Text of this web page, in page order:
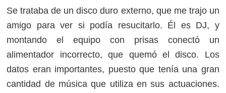
Se trataba de un disco duro externo, que me trajo un
amigo para ver si podía resucitarlo. Él es DJ, y
montando el equipo con prisas conectó un
alimentador incorrecto, que quemó el disco. Los
datos eran importantes, puesto que tenía una gran
cantidad de música que utiliza en sus actuaciones.